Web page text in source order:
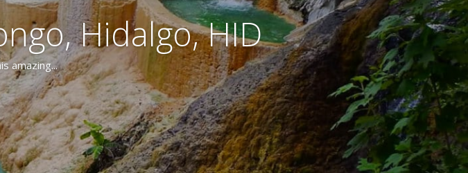
Hidalgo, HID
amazing...